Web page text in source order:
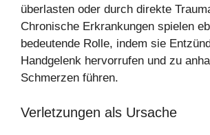
überlasten oder durch direkte
Chronische Erkrankungen spielen
bedeutende Rolle, indem sie
Handgelenk hervorrufen und zu
Schmerzen führen.
Verletzungen als Ursache